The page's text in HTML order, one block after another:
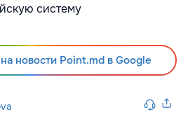
систему
новости Point.md в Google